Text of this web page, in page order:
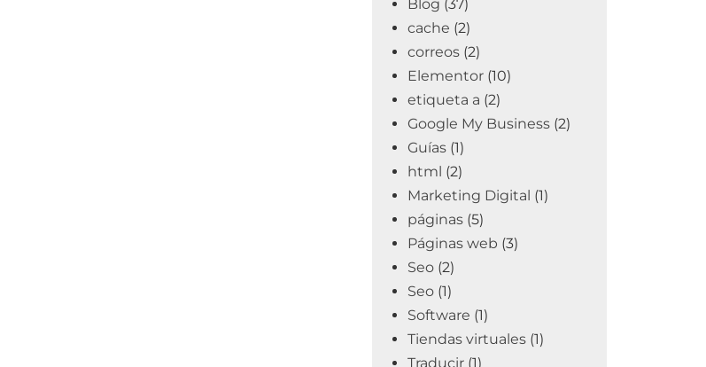
Blog (37)
cache (2)
correos (2)
Elementor (10)
etiqueta a (2)
Google My Business (2)
Guías (1)
html (2)
Marketing Digital (1)
páginas (5)
Páginas web (3)
Seo (2)
Seo (1)
Software (1)
Tiendas virtuales (1)
Traducir (1)